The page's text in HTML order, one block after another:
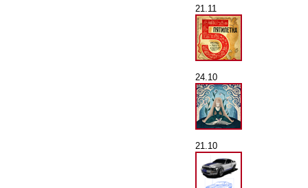
21.11
24.10
21.10